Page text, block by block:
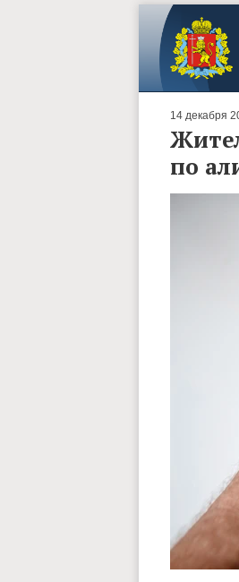
14 декабря
по